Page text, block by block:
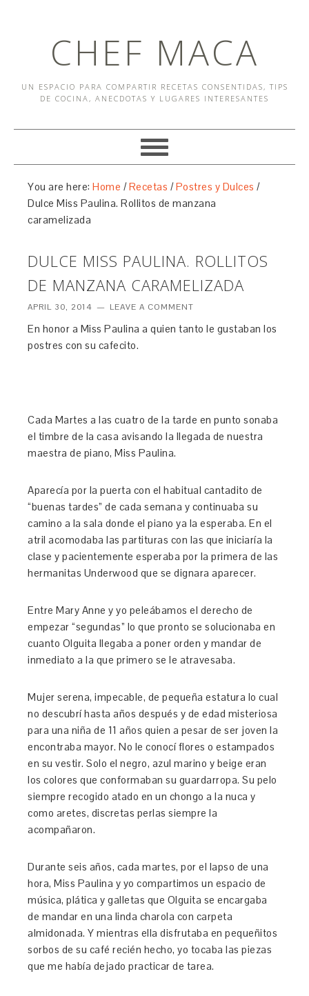
CHEF MACA
UN ESPACIO PARA COMPARTIR RECETAS CONSENTIDAS, TIPS
DE COCINA, ANECDOTAS Y LUGARES INTERESANTES
You are here:Home /Recetas /Postres y Dulces /
Dulce Miss Paulina. Rollitos de manzana
caramelizada
DULCE MISS PAULINA. ROLLITOS
DE MANZANA CARAMELIZADA
APRIL 30, 2014 LEAVE A COMMENT
En honor a Miss Paulina a quien tanto le gustaban los
postres con su cafecito.
Cada Martes a las cuatro de la tarde en punto sonaba
el timbre de la casa avisando la llegada de nuestra
maestra de piano, Miss Paulina.
Aparecía por la puerta con el habitual cantadito de
“buenas tardes” de cada semana y continuaba su
camino a la sala donde el piano ya la esperaba. En el
atril acomodaba las partituras con las que iniciaría la
clase y pacientemente esperaba por la primera de las
hermanitas Underwood que se dignara aparecer.
Entre Mary Anne y yo peleábamos el derecho de
empezar “segundas” lo que pronto se solucionaba en
cuanto Olguita llegaba a poner orden y mandar de
inmediato a la que primero se le atravesaba.
Mujer serena, impecable, de pequeña estatura lo cual
no descubrí hasta años después y de edad misteriosa
para una niña de 11 años quien a pesar de ser joven la
encontraba mayor. No le conocí flores o estampados
en su vestir. Solo el negro, azul marino y beige eran
los colores que conformaban su guardarropa. Su pelo
siempre recogido atado en un chongo a la nuca y
como aretes, discretas perlas siempre la
acompañaron.
Durante seis años, cada martes, por el lapso de una
hora, Miss Paulina y yo compartimos un espacio de
música, plática y galletas que Olguita se encargaba
de mandar en una linda charola con carpeta
almidonada. Y mientras ella disfrutaba en pequeñitos
sorbos de su café recién hecho, yo tocaba las piezas
que me había dejado practicar de tarea.